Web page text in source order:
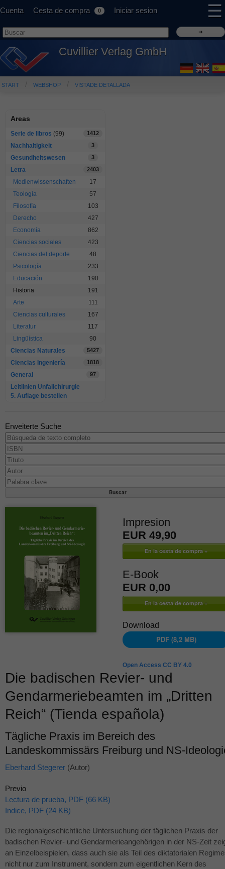
Cuenta Cesta de compra 0 Iniciar sesion ☰
Cuvillier Verlag GmbH
START WEBSHOP VISTADE DETALLADA
Areas
Serie de libros (99) 1412
Nachhaltigkeit 3
Gesundheitswesen 3
Letra 2403
Medienwissenschaften
17
Teología
57
Filosofía
103
Derecho
427
Economía
862
Ciencias sociales
423
Ciencias del deporte
48
Psicología
233
Educación
190
Historia
191
Arte
111
Ciencias culturales
167
Literatur
117
Lingüística
90
Ciencias Naturales
5427
Ciencias Ingeniería 1818
General 97
Leitlinien Unfallchirurgie
5. Auflage bestellen
Erweiterte Suche
Impresion
EUR 49,90
E-Book
EUR 0,00
Download
PDF (8,2 MB)
Open Access CC BY 4.0
Die badischen Revier- und
Gendarmeriebeamten im „Dritten
Reich“ (Tienda española)
Tägliche Praxis im Bereich des
Landeskommissärs Freiburg und NS-
Eberhard Stegerer (Autor)
Previo
Lectura de prueba, PDF (66 KB)
Indice, PDF (24 KB)
Die regionalgeschichtliche Untersuchung der täglichen Praxis der
badischen Revier- und Gendarmerieangehörigen in der NS-Zeit
an Einzelbeispielen, dass auch sie als Teil des diktatorialen
nicht nur zum Instrument, sondern zum eigentlichen Kern des